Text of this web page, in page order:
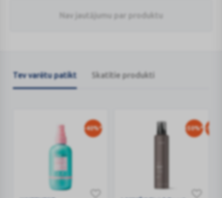
Nav jautājumu par produktu
Tev varētu patikt Skatītie produkti
-40%* -50%*